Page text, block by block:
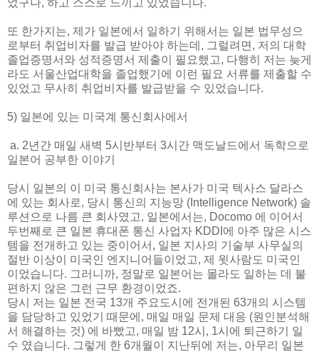
또 한가지는, 제가 일본에서 일하기 위해서는 일본 법무성으
로부터 취업비자를 발급 받아야 하는데, 그럴려면, 저의 대학
졸업증명서와 성적증명서 제출이 필요했고, 다행히 저는 늦게
라도 서울산업대학을 졸업했기에 이런 필요 서류를 제출할 수
있었고 무사히 취업비자를 발급받을 수 있었습니다.
5) 일본에 있는 미국계 통신회사에서
a. 2년간 매일 새벽 5시반부터 3시간 맥도날드에서 독학으로
일본어 공부한 이야기
당시 일본의 이 미국 통신회사는 본사가 미국 텍사스 달라스
에 있는 회사로, 당시 통신의 지능망 (Intelligence Network) 솔
루션으로 나름 큰 회사였고, 일본에서는, Docomo 에 이어서
두번째로 큰 일본 휴대폰 통신 사업자 KDDI에 아주 많은 시스
템을 전개하고 있는 중이어서, 일본 지사의 기술부 사무실의
절반 이상이 미국인 엔지니어들이었고, 제 윗사람도 미국인
이었습니다. 그러니까, 정말로 일본어는 몰라도 일하는 데 불
편하지 않은 그런 근무 환경이었죠.
당시 저는 일본 전국 13개 주요도시에 전개된 63개의 시스템
을 담당하고 있었기 때문에, 매일 매일 문제 대응 (원인분석해
서 해결하는 것) 에 바빴고, 매일 밤 12시, 1시에 퇴근하기 일
수 였습니다. 그렇게 한 6개월이 지난뒤에 저는, 아무리 일본